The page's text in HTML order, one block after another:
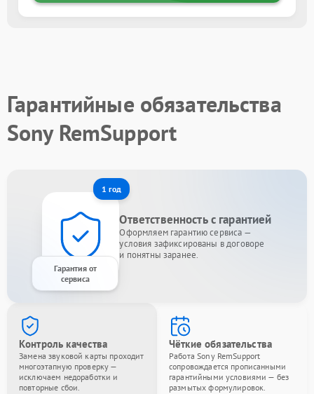
Гарантийные обязательства
Sony RemSupport
1 год
Гарантия от
сервиса
Ответственность с гарантией
Оформляем гарантию сервиса —
условия зафиксированы в договоре
и понятны заранее.
Контроль качества
Замена звуковой карты проходит
многоэтапную проверку —
исключаем недоработки и
повторные сбои.
Чёткие обязательства
Работа Sony RemSupport
сопровождается прописанными
гарантийными условиями — без
размытых формулировок.